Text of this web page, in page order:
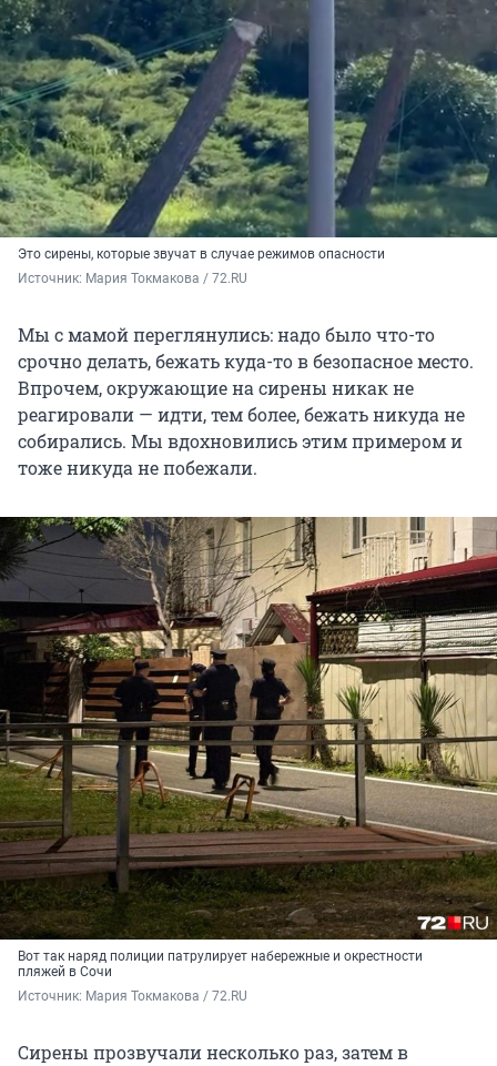
Это сирены, которые звучат в случае режимов опасности
Источник: Мария Токмакова / 72.RU
Мы с мамой переглянулись: надо было что-то
срочно делать, бежать куда-то в безопасное место.
Впрочем, окружающие на сирены никак не
реагировали — идти, тем более, бежать никуда не
собирались. Мы вдохновились этим примером и
тоже никуда не побежали.
Вот так наряд полиции патрулирует набережные и окрестности
пляжей в Сочи
Источник: Мария Токмакова / 72.RU
Сирены прозвучали несколько раз, затем в